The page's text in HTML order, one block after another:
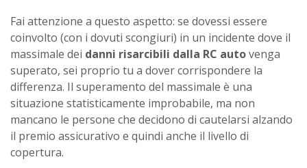
Fai attenzione a questo aspetto: se dovessi essere
coinvolto (con i dovuti scongiuri) in un incidente dove il
massimale dei danni risarcibili dalla RC autovenga
superato, sei proprio tu a dover corrispondere la
differenza. Il superamento del massimale è una
situazione statisticamente improbabile, ma non
mancano le persone che decidono di cautelarsi alzando
il premio assicurativo e quindi anche il livello di
copertura.